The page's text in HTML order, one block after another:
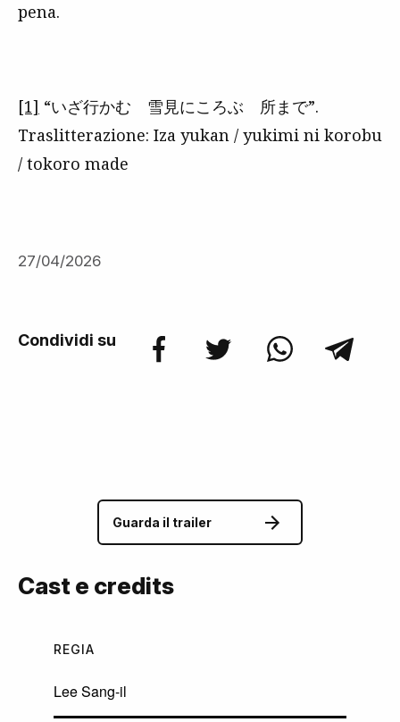
pena.
[1] “いざ行かむ 雪見にころぶ 所まで”.
Traslitterazione: Iza yukan / yukimi ni korobu
/ tokoro made
27/04/2026
Condividi su
Guarda il trailer
Cast e credits
REGIA
Lee Sang-il